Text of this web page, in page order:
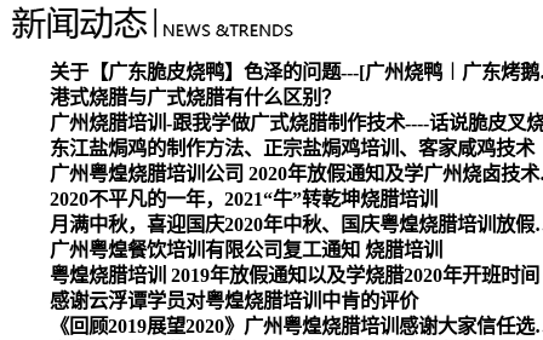
关于【广
港式烧腊与广式烧腊有什么区别？
广州烧腊培训-跟我学做广式烧腊制作技术----话说脆皮叉
东江盐焗鸡的制作方法、正宗盐焗鸡培训、客家咸鸡技术
广州粤煌
2020不平凡的一年，2021“牛”转乾坤烧腊培训
月满中秋，喜迎
广州粤煌餐饮培训有限公司复工通知 烧腊培训
粤煌烧腊培训 2019年放假通知以及学烧腊2020年开班时间
感谢云浮谭学员对粤煌烧腊培训中肯的评价
《回顾2019展望